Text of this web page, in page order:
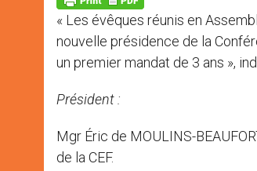
p e
r
k
« Les évêques réunis en
nouvelle présidence de la
un premier mandat de 3 ans »,
Président :
Mgr Éric de MOULINS-
de la CEF.